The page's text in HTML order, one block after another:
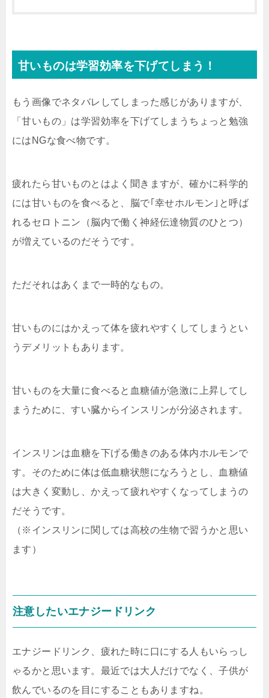
甘いものは学習効率を下げてしまう！
もう画像でネタバレしてしまった感じがありますが、
「甘いもの」は学習効率を下げてしまうちょっと勉強
にはNGな食べ物です。
疲れたら甘いものとはよく聞きますが、確かに科学的
には甘いものを食べると、脳で｢幸せホルモン｣と呼ば
れるセロトニン（脳内で働く神経伝達物質のひとつ）
が増えているのだそうです。
ただそれはあくまで一時的なもの。
甘いものにはかえって体を疲れやすくしてしまうとい
うデメリットもあります。
甘いものを大量に食べると血糖値が急激に上昇してし
まうために、すい臓からインスリンが分泌されます。
インスリンは血糖を下げる働きのある体内ホルモンで
す。そのために体は低血糖状態になろうとし、血糖値
は大きく変動し、かえって疲れやすくなってしまうの
だそうです。
（※インスリンに関しては高校の生物で習うかと思い
ます）
注意したいエナジードリンク
エナジードリンク、疲れた時に口にする人もいらっし
ゃるかと思います。最近では大人だけでなく、子供が
飲んでいるのを目にすることもありますね。